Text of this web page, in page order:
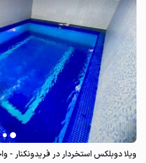
ویلا دوبلکس استخردار در فریدونکنار -